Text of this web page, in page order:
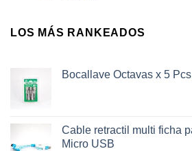
LOS MÁS RANKEADOS
Bocallave Octavas x 5
Cable retractil multi ficha
Micro USB